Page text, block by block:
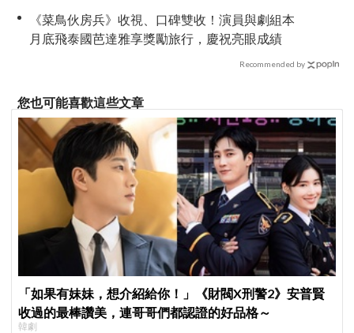
《菜鳥伙房兵》收視、口碑雙收！演員與劇組本
月底飛泰國芭達雅享獎勵旅行，慶祝亮眼成績
Recommended by
您也可能喜歡這些文章
「如果有妹妹，想介紹給你！」《財閥X刑警2》安普賢
收過的最棒讚美，連哥哥們都認證的好品格～
韓劇